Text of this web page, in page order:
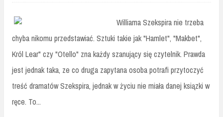
Williama Szekspira nie trzeba
chyba nikomu przedstawiać. Sztuki takie jak "Hamlet", "Makbet",
Król Lear" czy "Otello" zna każdy szanujący się czytelnik. Prawda
jest jednak taka, ze co druga zapytana osoba potrafi przytoczyć
treść dramatów Szekspira, jednak w życiu nie miała danej ksiązki w
ręce. To...